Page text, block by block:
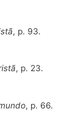
, p. 93.
, p. 23.
, p. 66.